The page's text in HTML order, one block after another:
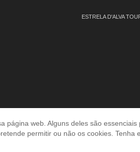
ESTRELA D'ALVA
página web. Alguns deles são
permitir ou não os cookies.